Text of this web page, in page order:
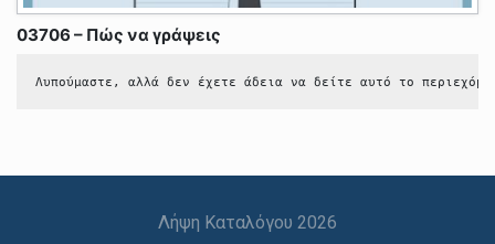
03706 – Πώς να γράψεις
Λυπούμαστε, αλλά δεν έχετε άδεια να δείτε αυτό το
Λήψη Καταλόγου 2026